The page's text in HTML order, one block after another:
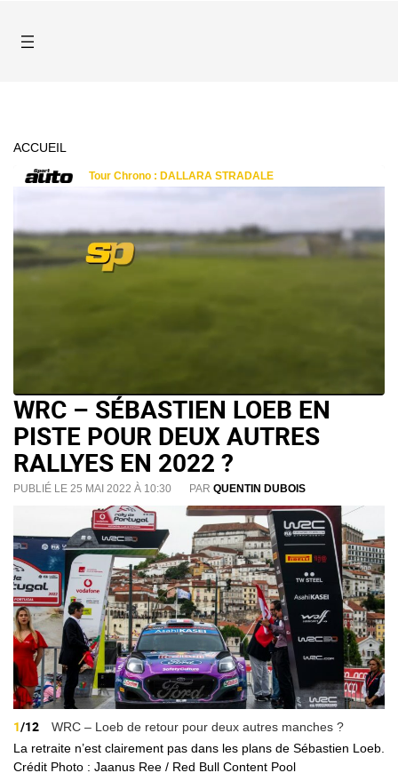
ACCUEIL
WRC – SÉBASTIEN LOEB EN
PISTE POUR DEUX AUTRES
RALLYES EN 2022 ?
PUBLIÉ LE 25 MAI 2022 À 10:30 PAR QUENTIN DUBOIS
1/12
WRC – Loeb de retour pour deux autres manches ?
La retraite n’est clairement pas dans les plans de Sébastien Loeb.
Crédit Photo : Jaanus Ree / Red Bull Content Pool